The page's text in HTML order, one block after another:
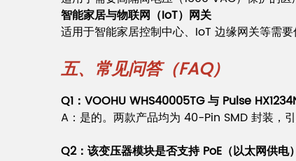
智能家居与物联网（IoT）网关
适用于智能家居控制中心、IoT 边缘网关等需
五、常见问答（FAQ）
Q1：VOOHU WHS40005TG 与 Pulse
A：是的。两款产品均为 40-Pin SMD 封装，
Q2：该变压器模块是否支持 PoE（以太网供电